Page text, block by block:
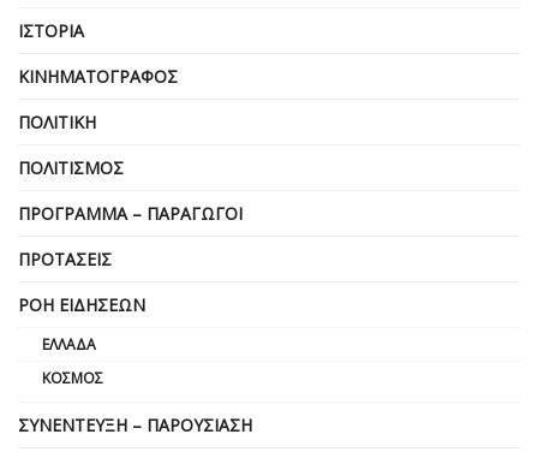
ΙΣΤΟΡΊΑ
ΚΙΝΗΜΑΤΟΓΡΆΦΟΣ
ΠΟΛΙΤΙΚΉ
ΠΟΛΙΤΙΣΜΌΣ
ΠΡΌΓΡΑΜΜΑ – ΠΑΡΑΓΩΓΟΊ
ΠΡΟΤΆΣΕΙΣ
ΡΟΉ ΕΙΔΉΣΕΩΝ
ΕΛΛΆΔΑ
ΚΌΣΜΟΣ
ΣΥΝΈΝΤΕΥΞΗ – ΠΑΡΟΥΣΊΑΣΗ